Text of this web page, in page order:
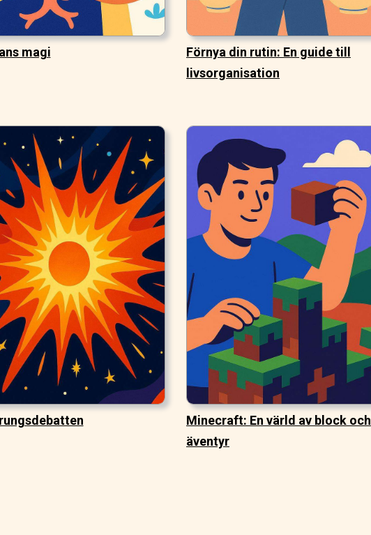
magi
Förnya din rutin: En guide till
livsorganisation
Minecraft: En värld av block och
äventyr